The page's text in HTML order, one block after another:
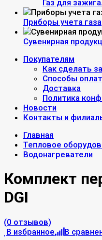
Газ для
Приборы учета газа
Сувенирная
Покупателям
Как сделать
Способы
Доставка
Политика
Новости
Контакты и
Главная
Тепловое
Водонагреватели
Комплект
DGI
(0 отзывов)
В избранное
В